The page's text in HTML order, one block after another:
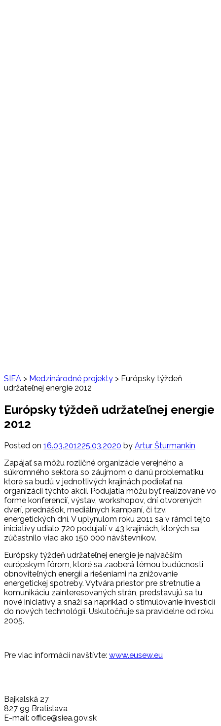
SIEA > Medzinárodné projekty > Európsky týždeň
udržateľnej energie 2012
Európsky týždeň udržateľnej energie
2012
Posted on 16.03.201225.03.2020 by Artur Šturmankin
Zapájať sa môžu rozličné organizácie verejného a
súkromného sektora so záujmom o danú problematiku,
ktoré sa budú v jednotlivých krajinách podieľať na
organizácii týchto akcií. Podujatia môžu byť realizované vo
forme konferencií, výstav, workshopov, dní otvorených
dverí, prednášok, mediálnych kampaní, či tzv.
energetických dní. V uplynulom roku 2011 sa v rámci tejto
iniciatívy udialo 720 podujatí v 43 krajinách, ktorých sa
zúčastnilo viac ako 150 000 návštevníkov.
Európsky týždeň udržateľnej energie je najväčším
európskym fórom, ktoré sa zaoberá témou budúcnosti
obnoviteľných energií a riešeniami na znižovanie
energetickej spotreby. Vytvára priestor pre stretnutie a
komunikáciu zainteresovaných strán, predstavujú sa tu
nové iniciatívy a snaží sa napríklad o stimulovanie investícií
do nových technológií. Uskutočňuje sa pravidelne od roku
2005.
Pre viac informácií navštívte: www.eusew.eu
Bajkalská 27
827 99 Bratislava
E-mail: office@siea.gov.sk